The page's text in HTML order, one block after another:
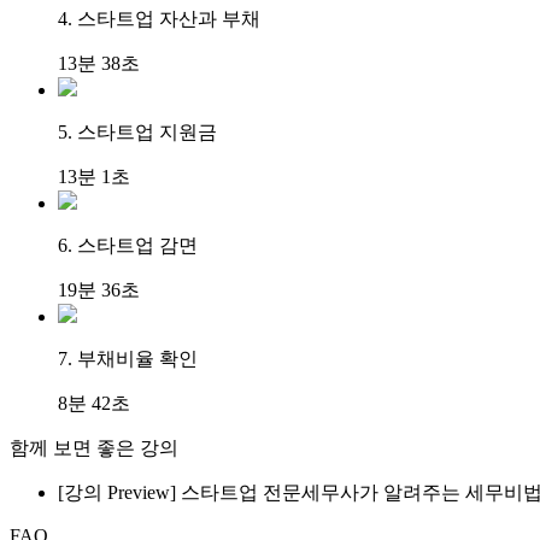
4. 스타트업 자산과 부채
13분 38초
5. 스타트업 지원금
13분 1초
6. 스타트업 감면
19분 36초
7. 부채비율 확인
8분 42초
함께 보면 좋은 강의
[강의 Preview] 스타트업 전문세무사가 알려주는 세무비법
FAQ